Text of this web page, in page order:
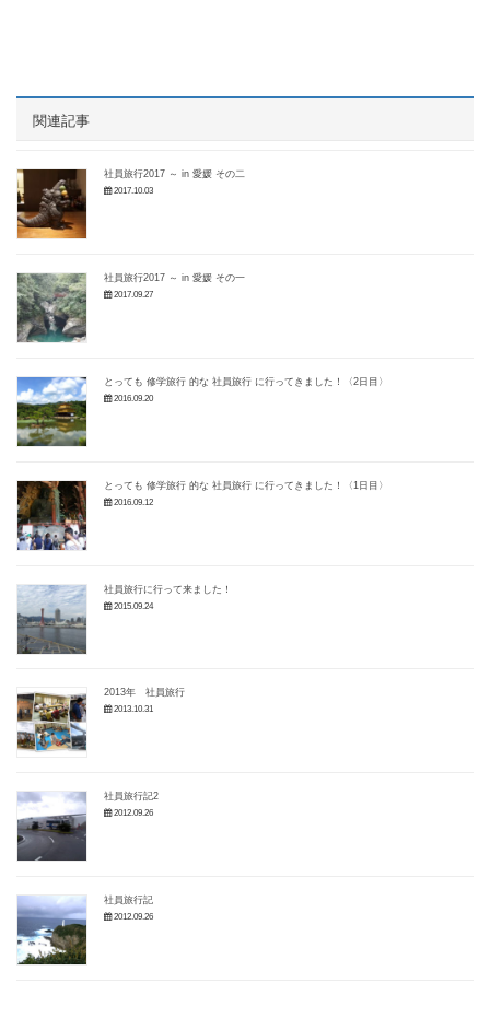
関連記事
社員旅行2017 ～ in 愛媛 その二
2017.10.03
社員旅行2017 ～ in 愛媛 その一
2017.09.27
とっても 修学旅行 的な 社員旅行 に行ってきました！〈2日目〉
2016.09.20
とっても 修学旅行 的な 社員旅行 に行ってきました！〈1日目〉
2016.09.12
社員旅行に行って来ました！
2015.09.24
2013年 社員旅行
2013.10.31
社員旅行記2
2012.09.26
社員旅行記
2012.09.26